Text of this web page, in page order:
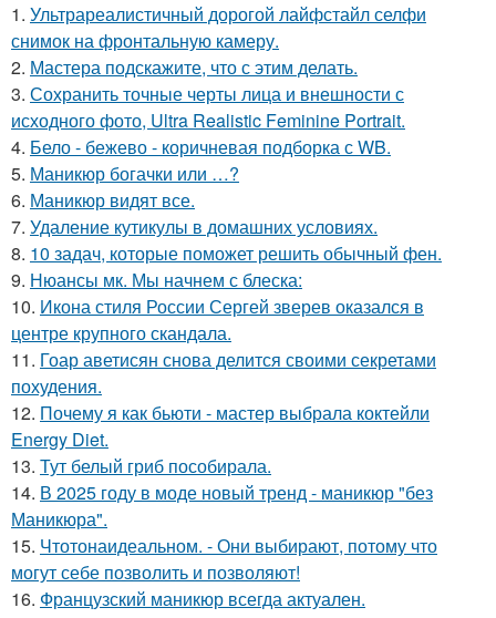
1. Ультрареалистичный дорогой лайфстайл селфи
снимок на фронтальную камеру.
2. Мастера подскажите, что с этим делать.
3. Сохранить точные черты лица и внешности с
исходного фото, Ultra Realistic Feminine Portrait.
4. Бело - бежево - коричневая подборка с WB.
5. Маникюр богачки или …?
6. Маникюр видят все.
7. Удаление кутикулы в домашних условиях.
8. 10 задач, которые поможет решить обычный фен.
9. Нюансы мк. Мы начнем с блеска:
10. Икона стиля России Сергей зверев оказался в
центре крупного скандала.
11. Гоар аветисян снова делится своими секретами
похудения.
12. Почему я как бьюти - мастер выбрала коктейли
Energy Diet.
13. Тут белый гриб пособирала.
14. В 2025 году в моде новый тренд - маникюр "без
Маникюра".
15. Чтотонаидеальном. - Они выбирают, потому что
могут себе позволить и позволяют!
16. Французский маникюр всегда актуален.